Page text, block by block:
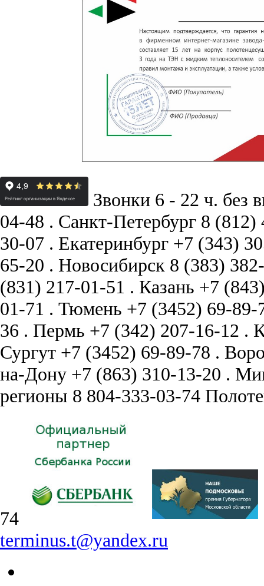
Звонки 6 - 22 ч. без
04-48 . Санкт-Петербург 8 (812)
30-07 . Екатеринбург +7 (343)
65-20 . Новосибирск 8 (383)
(831) 217-01-51 . Казань +7
01-71 . Тюмень +7 (3452) 69-89-
36 . Пермь +7 (342) 207-16-12 .
Сургут +7 (3452) 69-89-78 .
на-Дону +7 (863) 310-13-20 .
регионы 8 804-333-03-74
74
terminus.t@yandex.ru